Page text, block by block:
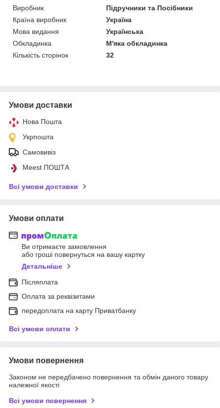
Виробник
Підручники та Посібники
Країна виробник
Україна
Мова видання
Українська
Обкладинка
М'яка обкладинка
Кількість сторінок
32
Умови доставки
Нова Пошта
Укрпошта
Самовивіз
Meest ПОШТА
Всі умови доставки
Умови оплати
Ви отримаєте замовлення
або гроші повернуться на вашу картку
Детальніше
Післяплата
Оплата за реквізитами
передоплата на карту Приватбанку
Всі умови оплати
Умови повернення
Законом не передбачено повернення та обмін даного товару
належної якості
Всі умови повернення